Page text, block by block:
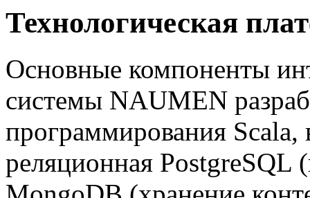
Технологическая
Основные компоненты
системы NAUMEN
программирования Scala,
реляционная PostgreSQL